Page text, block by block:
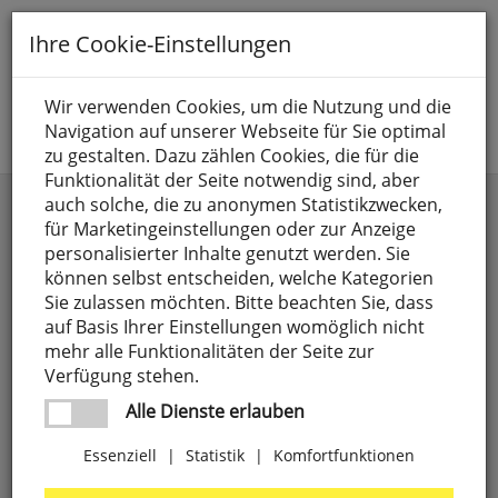
Toggle
Suche nach
Jetzt anmelden
Schaltgeräte & Relais
Hauptschalter,3-polig,63A,2,5TE
Ihre Cookie-Einstellungen
Wir verwenden Cookies, um die Nutzung und die
Navigation auf unserer Webseite für Sie optimal
zu gestalten. Dazu zählen Cookies, die für die
Funktionalität der Seite notwendig sind, aber
auch solche, die zu anonymen Statistikzwecken,
für Marketingeinstellungen oder zur Anzeige
personalisierter Inhalte genutzt werden. Sie
können selbst entscheiden, welche Kategorien
Sie zulassen möchten. Bitte beachten Sie, dass
auf Basis Ihrer Einstellungen womöglich nicht
mehr alle Funktionalitäten der Seite zur
Verfügung stehen.
Alle Dienste erlauben
Essenziell | Statistik | Komfortfunktionen